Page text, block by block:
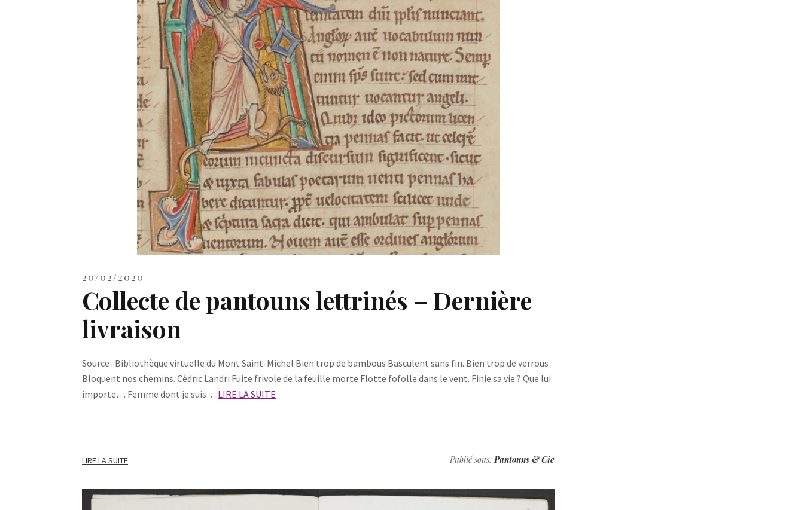
20/02/2020
Collecte de pantouns lettrinés – Dernière
livraison
Source : Bibliothèque virtuelle du Mont Saint-Michel Bien trop de bambous Basculent sans fin. Bien trop de verrous
Bloquent nos chemins. Cédric Landri Fuite frivole de la feuille morte Flotte fofolle dans le vent. Finie sa vie ? Que lui
importe… Femme dont je suis… LIRE LA SUITE
LIRE LA SUITE Publié sous:Pantouns & Cie